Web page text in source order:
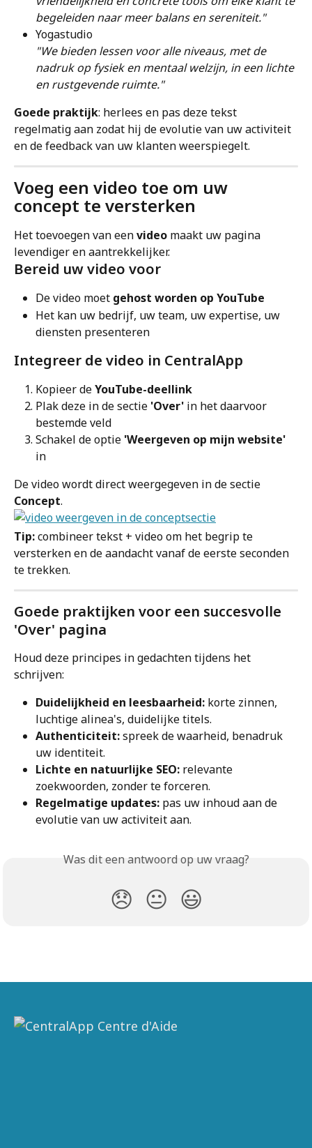
begeleiden naar meer balans en sereniteit."
Yogastudio
"We bieden lessen voor alle niveaus, met de
nadruk op fysiek en mentaal welzijn, in een lichte
en rustgevende ruimte."
Goede praktijk: herlees en pas deze tekst
regelmatig aan zodat hij de evolutie van uw activiteit
en de feedback van uw klanten weerspiegelt.
Voeg een video toe om uw
concept te versterken
Het toevoegen van een video maakt uw pagina
levendiger en aantrekkelijker.
Bereid uw video voor
De video moet gehost worden op YouTube
Het kan uw bedrijf, uw team, uw expertise, uw
diensten presenteren
Integreer de video in CentralApp
Kopieer de YouTube-deellink
Plak deze in de sectie 'Over' in het daarvoor
bestemde veld
Schakel de optie 'Weergeven op mijn website'
in
De video wordt direct weergegeven in de sectie
Concept.
Tip: combineer tekst + video om het begrip te
versterken en de aandacht vanaf de eerste seconden
te trekken.
Goede praktijken voor een succesvolle
'Over' pagina
Houd deze principes in gedachten tijdens het
schrijven:
Duidelijkheid en leesbaarheid: korte zinnen,
luchtige alinea's, duidelijke titels.
Authenticiteit: spreek de waarheid, benadruk
uw identiteit.
Lichte en natuurlijke SEO: relevante
zoekwoorden, zonder te forceren.
Regelmatige updates: pas uw inhoud aan de
evolutie van uw activiteit aan.
Was dit een antwoord op uw vraag?
😞 😐 😃